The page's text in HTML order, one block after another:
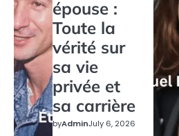
épouse :
Toute la
vérité sur
sa vie
privée et
sa carrière
byAdminJuly 6, 2026